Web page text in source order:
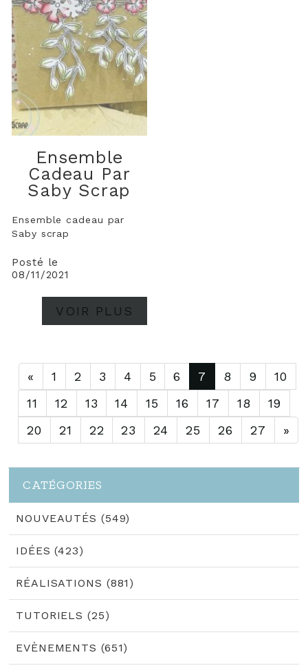
Ensemble
Cadeau Par
Saby Scrap
Ensemble cadeau par
Saby scrap
Posté le
08/11/2021
VOIR PLUS
« 1 2 3 4 5 6 7 8 9
10
11
12 13 14 15 16 17 18
19
20
21 22 23 24 25 26 27 »
CATÉGORIES
NOUVEAUTÉS (549)
IDÉES (423)
RÉALISATIONS (881)
TUTORIELS (25)
EVÈNEMENTS (651)